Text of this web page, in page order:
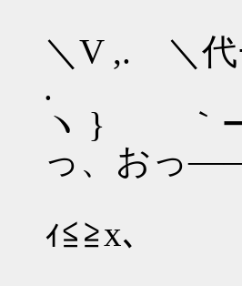
＼V ,. ＼
.
ヽ } ｀
っ、おっ
＼
ｨ≦≧x､ :}